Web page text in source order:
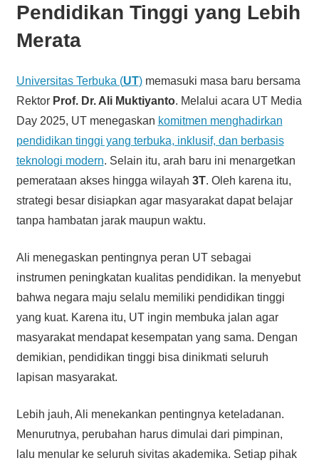
Pendidikan Tinggi yang Lebih
Merata
Universitas Terbuka (UT)memasuki masa baru bersama
Rektor Prof. Dr. Ali Muktiyanto. Melalui acara UT Media
Day 2025, UT menegaskan komitmen menghadirkan
pendidikan tinggi yang terbuka, inklusif, dan berbasis
teknologi modern. Selain itu, arah baru ini menargetkan
pemerataan akses hingga wilayah 3T. Oleh karena itu,
strategi besar disiapkan agar masyarakat dapat belajar
tanpa hambatan jarak maupun waktu.
Ali menegaskan pentingnya peran UT sebagai
instrumen peningkatan kualitas pendidikan. Ia menyebut
bahwa negara maju selalu memiliki pendidikan tinggi
yang kuat. Karena itu, UT ingin membuka jalan agar
masyarakat mendapat kesempatan yang sama. Dengan
demikian, pendidikan tinggi bisa dinikmati seluruh
lapisan masyarakat.
Lebih jauh, Ali menekankan pentingnya keteladanan.
Menurutnya, perubahan harus dimulai dari pimpinan,
lalu menular ke seluruh sivitas akademika. Setiap pihak